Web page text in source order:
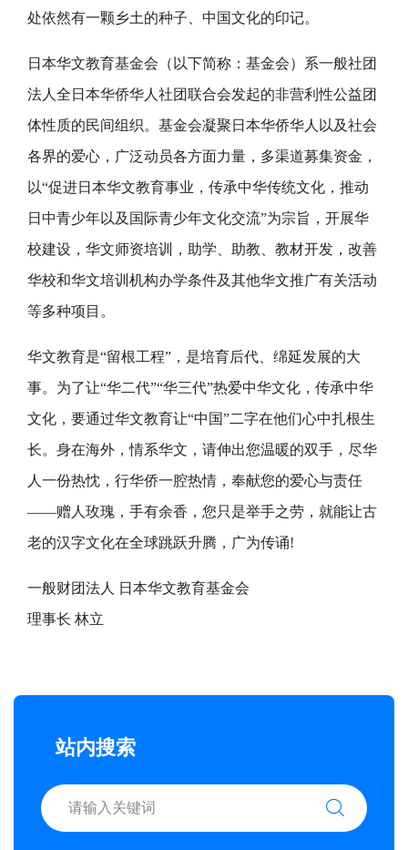
处依然有一颗乡土的种子、中国文化的印记。
日本华文教育基金会（以下简称：基金会）系一般社团
法人全日本华侨华人社团联合会发起的非营利性公益团
体性质的民间组织。基金会凝聚日本华侨华人以及社会
各界的爱心，广泛动员各方面力量，多渠道募集资金，
以“促进日本华文教育事业，传承中华传统文化，推动
日中青少年以及国际青少年文化交流”为宗旨，开展华
校建设，华文师资培训，助学、助教、教材开发，改善
华校和华文培训机构办学条件及其他华文推广有关活动
等多种项目。
华文教育是“留根工程”，是培育后代、绵延发展的大
事。为了让“华二代”“华三代”热爱中华文化，传承中华
文化，要通过华文教育让“中国”二字在他们心中扎根生
长。身在海外，情系华文，请伸出您温暖的双手，尽华
人一份热忱，行华侨一腔热情，奉献您的爱心与责任
——赠人玫瑰，手有余香，您只是举手之劳，就能让古
老的汉字文化在全球跳跃升腾，广为传诵!
一般财团法人 日本华文教育基金会
理事长 林立
站内搜索